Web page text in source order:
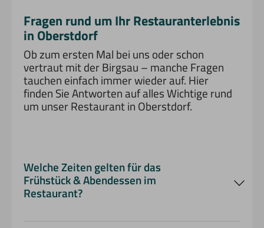
Fragen rund um Ihr Restauranterlebnis
in Oberstdorf
Ob zum ersten Mal bei uns oder schon
vertraut mit der Birgsau – manche Fragen
tauchen einfach immer wieder auf. Hier
finden Sie Antworten auf alles Wichtige rund
um unser Restaurant in Oberstdorf.
Welche Zeiten gelten für das
Frühstück & Abendessen im
Restaurant?